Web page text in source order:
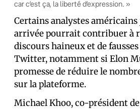
car c’est ça, la liberté d’expression. »
Certains analystes
arrivée pourrait contribuer à
discours haineux et de
Twitter, notamment si Elon
promesse de réduire le
sur la plateforme.
Michael Khoo, co-président